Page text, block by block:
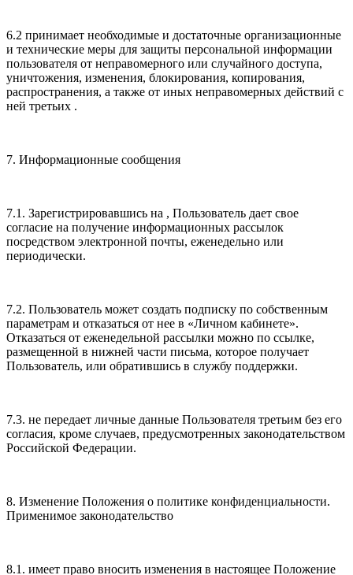
6.2 принимает необходимые и достаточные организационные
и технические меры для защиты персональной информации
пользователя от неправомерного или случайного доступа,
уничтожения, изменения, блокирования, копирования,
распространения, а также от иных неправомерных действий с
ней третьих .
7. Информационные сообщения
7.1. Зарегистрировавшись на , Пользователь дает свое
согласие на получение информационных рассылок
посредством электронной почты, еженедельно или
периодически.
7.2. Пользователь может создать подписку по собственным
параметрам и отказаться от нее в «Личном кабинете».
Отказаться от еженедельной рассылки можно по ссылке,
размещенной в нижней части письма, которое получает
Пользователь, или обратившись в службу поддержки.
7.3. не передает личные данные Пользователя третьим без его
согласия, кроме случаев, предусмотренных законодательством
Российской Федерации.
8. Изменение Положения о политике конфиденциальности.
Применимое законодательство
8.1. имеет право вносить изменения в настоящее Положение